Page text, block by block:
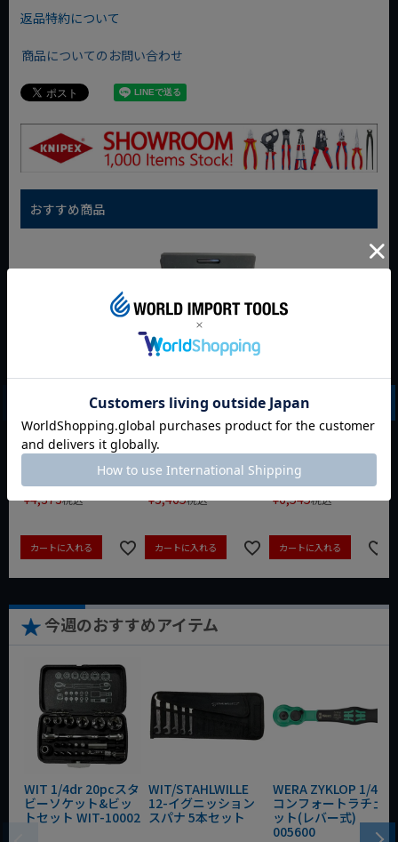
返品特約について
商品についてのお問い合わせ
おすすめ商品
動画あり 夏セール
¥4,373税込
カートに入れる
動画あり
定価 ¥0
¥3,465税込
カートに入れる
8721-250 KNIPEX
定価
¥6,545税込
カートに入れる
今週のおすすめアイテム
WIT 1/4dr 20pcスタ
ビーソケット&ビッ
トセット WIT-10002
WIT/STAHLWILLE
12-イグニッション
スパナ 5本セット
WERA ZYKLOP 1/4"
コンフォートラチェ
ット(レバー式)
005600